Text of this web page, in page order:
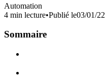
Automation
4 min lecture•Publié le03/01/22
Sommaire